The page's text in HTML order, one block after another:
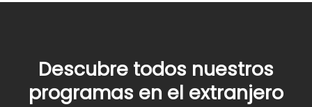
Descubre todos nuestros
programas en el extranjero